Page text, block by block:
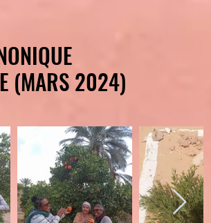
(MARS 2024)
(MARS 2024)